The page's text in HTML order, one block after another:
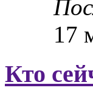
17
Кто